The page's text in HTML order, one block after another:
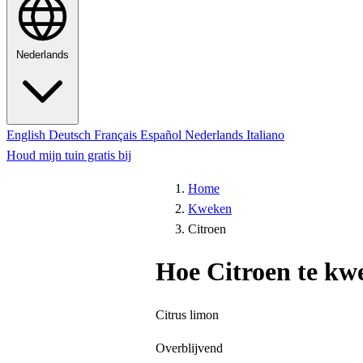
Nederlands
English Deutsch Français Español Nederlands Italiano
Houd mijn tuin gratis bij
Home
Kweken
Citroen
Hoe Citroen te
Citrus limon
Overblijvend